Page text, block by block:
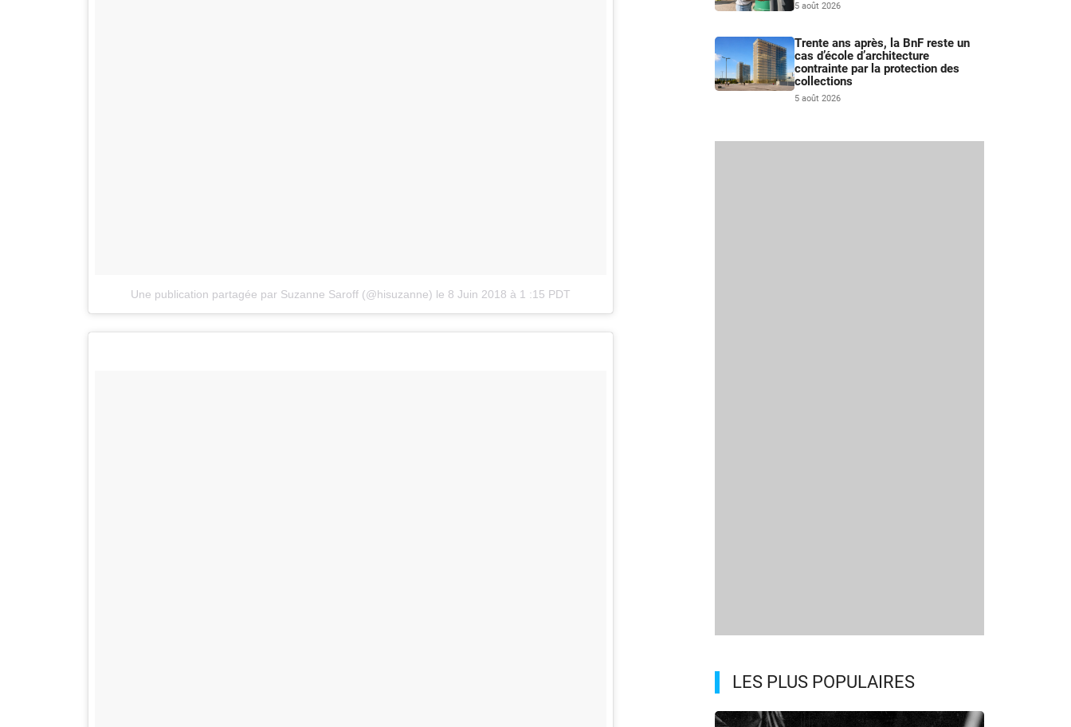
Une publication partagée par Suzanne Saroff (@hisuzanne) le 8 Juin 2018 à 1 :15 PDT
5 août 2026
Trente ans après, la BnF reste un
cas d’école d’architecture
contrainte par la protection des
collections
5 août 2026
LES PLUS POPULAIRES